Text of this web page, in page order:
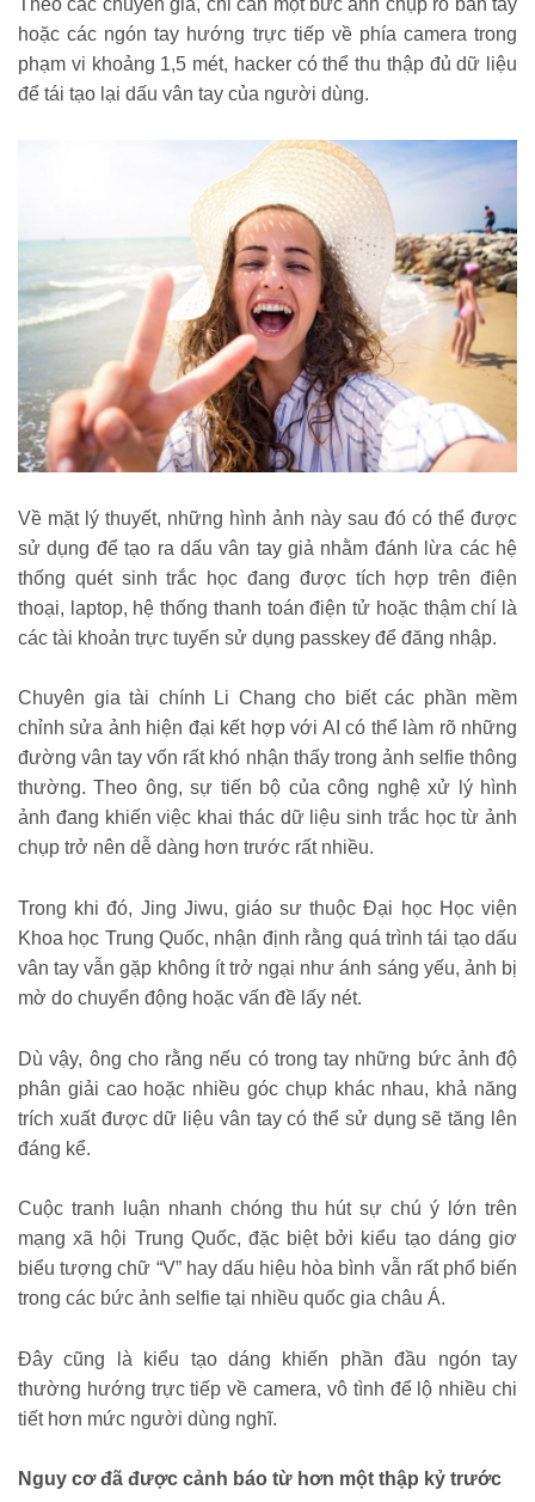
Theo các chuyên gia, chỉ cần một bức ảnh chụp rõ bàn tay
hoặc các ngón tay hướng trực tiếp về phía camera trong
phạm vi khoảng 1,5 mét, hacker có thể thu thập đủ dữ liệu
để tái tạo lại dấu vân tay của người dùng.
Về mặt lý thuyết, những hình ảnh này sau đó có thể được
sử dụng để tạo ra dấu vân tay giả nhằm đánh lừa các hệ
thống quét sinh trắc học đang được tích hợp trên điện
thoại, laptop, hệ thống thanh toán điện tử hoặc thậm chí là
các tài khoản trực tuyến sử dụng passkey để đăng nhập.
Chuyên gia tài chính Li Chang cho biết các phần mềm
chỉnh sửa ảnh hiện đại kết hợp với AI có thể làm rõ những
đường vân tay vốn rất khó nhận thấy trong ảnh selfie thông
thường. Theo ông, sự tiến bộ của công nghệ xử lý hình
ảnh đang khiến việc khai thác dữ liệu sinh trắc học từ ảnh
chụp trở nên dễ dàng hơn trước rất nhiều.
Trong khi đó, Jing Jiwu, giáo sư thuộc Đại học Học viện
Khoa học Trung Quốc, nhận định rằng quá trình tái tạo dấu
vân tay vẫn gặp không ít trở ngại như ánh sáng yếu, ảnh bị
mờ do chuyển động hoặc vấn đề lấy nét.
Dù vậy, ông cho rằng nếu có trong tay những bức ảnh độ
phân giải cao hoặc nhiều góc chụp khác nhau, khả năng
trích xuất được dữ liệu vân tay có thể sử dụng sẽ tăng lên
đáng kể.
Cuộc tranh luận nhanh chóng thu hút sự chú ý lớn trên
mạng xã hội Trung Quốc, đặc biệt bởi kiểu tạo dáng giơ
biểu tượng chữ “V” hay dấu hiệu hòa bình vẫn rất phổ biến
trong các bức ảnh selfie tại nhiều quốc gia châu Á.
Đây cũng là kiểu tạo dáng khiến phần đầu ngón tay
thường hướng trực tiếp về camera, vô tình để lộ nhiều chi
tiết hơn mức người dùng nghĩ.
Nguy cơ đã được cảnh báo từ hơn một thập kỷ trước